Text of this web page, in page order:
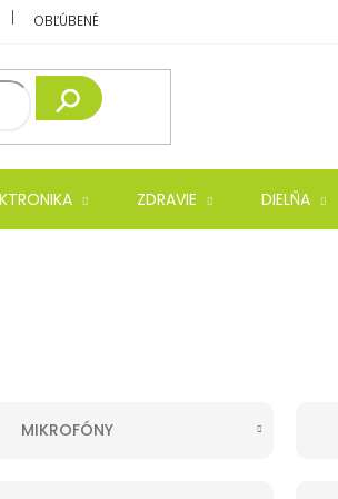
OBĽÚBENÉ
Hľadať
ZDRAVIE DIELŇA
MIKROFÓNY